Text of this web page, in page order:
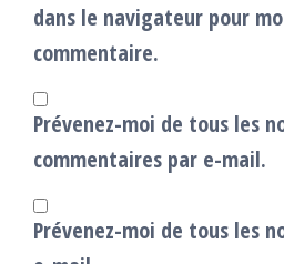
dans le navigateur pour
commentaire.
Prévenez-moi de tous les
commentaires par e-mail.
Prévenez-moi de tous les